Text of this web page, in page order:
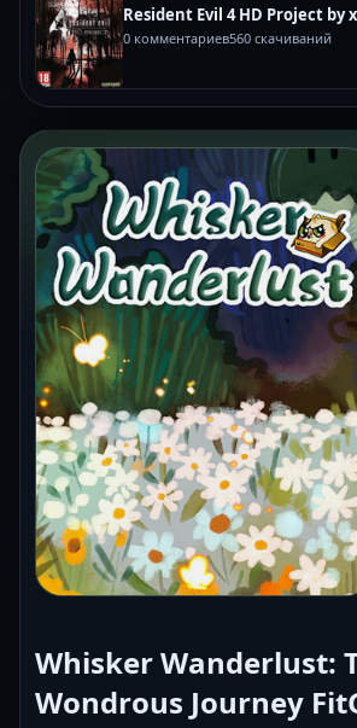
Resident Evil 4 HD Project by
0 комментариев560 скачиваний
Whisker Wanderlust:
Wondrous Journey